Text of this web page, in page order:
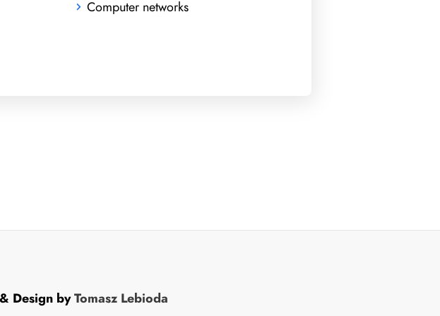
Computer networks
Design byTomasz Lebioda